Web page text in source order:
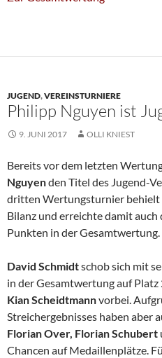
JUGEND,VEREINSTURNIERE
Philipp Nguyen ist
9. JUNI 2017 OLLI KNIEST
Bereits vor dem letzten
Nguyenden Titel des Jugend-
dritten Wertungsturnier behielt
Bilanz und erreichte damit
Punkten in der Gesamtwertung.
David Schmidtschob sich mit
in der Gesamtwertung auf Platz
Kian Scheidtmannvorbei.
Streichergebnisses haben aber
Florian Over, Florian Schubert
Chancen auf Medaillenplätze.